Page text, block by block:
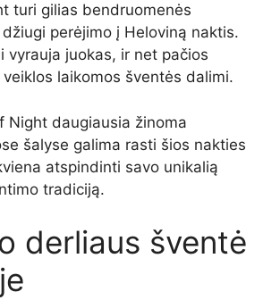
turi gilias bendruomenės
perėjimo į Heloviną naktis.
vyrauja juokas, ir net pačios
laikomos šventės dalimi.
Night daugiausia žinoma
šalyse galima rasti šios nakties
atspindinti savo unikalią
tradiciją.
derliaus šventė